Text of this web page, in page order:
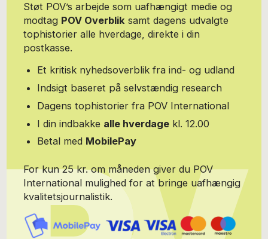
Oliviers 800 siders "Kogekunstens Teknik og Finesser" som 10-
årig, og jeg har talt om mad lige siden. Jeg kan også malke en ko.
Jeg er desuden medforfatter til bogen ’100 Kiksede Knald’ med
100 fortællinger om erotiske møder, som gik rivegalt.
Støt POV’s arbejde som uafhængigt medie og
modtag POV Overbliksamt dagens udvalgte
tophistorier alle hverdage, direkte i din
postkasse.
Et kritisk nyhedsoverblik fra ind- og udland
Indsigt baseret på selvstændig research
Dagens tophistorier fra POV International
I din indbakke alle hverdage kl. 12.00
Betal med MobilePay
For kun 25 kr. om måneden giver du POV
International mulighed for at bringe uafhængig
kvalitetsjournalistik.